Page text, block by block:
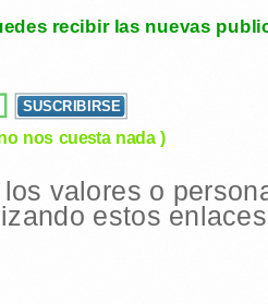
recibir las nuevas
nos cuesta nada )
valores o
estos enlaces